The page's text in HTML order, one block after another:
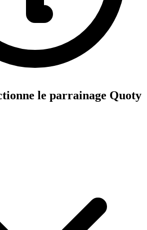
le parrainage Quoty